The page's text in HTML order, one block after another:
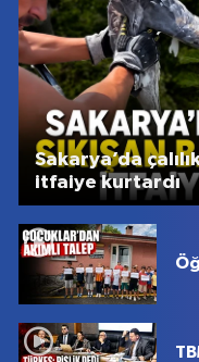
Sakarya’da
itfaiye kurtardı